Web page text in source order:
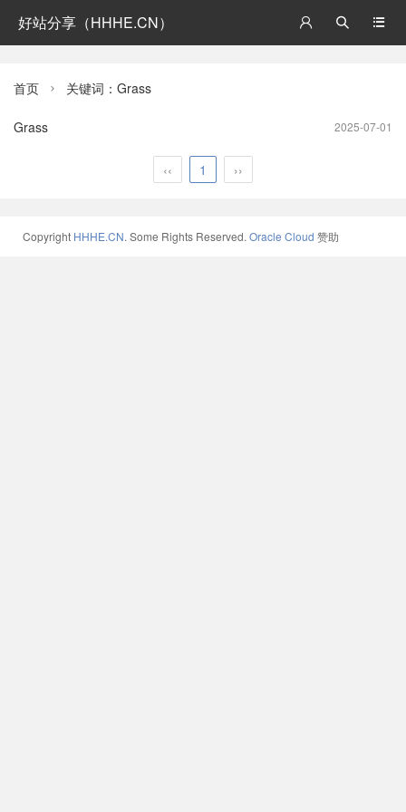
好站分享（HHHE.CN） 


首页  关键词：Grass
2025-07-01
Grass
‹‹ 1 ››
Copyright HHHE.CN. Some Rights Reserved. Oracle Cloud 赞助